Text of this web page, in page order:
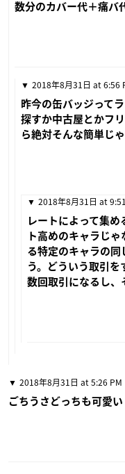
数分のカバー代＋痛バ
2018年8月31日 at 6:56
昨今の缶バッジって
探すか中古屋とかフ
ら絶対そんな簡単じ
2018年8月31日 at
レートによって集
ト高めのキャラじ
る特定のキャラの同
う。どういう取引を
数回取引になるし
2018年8月31日 at 5:26 PM
ごちうさどっちも可愛い